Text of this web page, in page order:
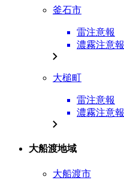
釜石市
雷注意報
濃霧注意報
大槌町
雷注意報
濃霧注意報
大船渡地域
大船渡市